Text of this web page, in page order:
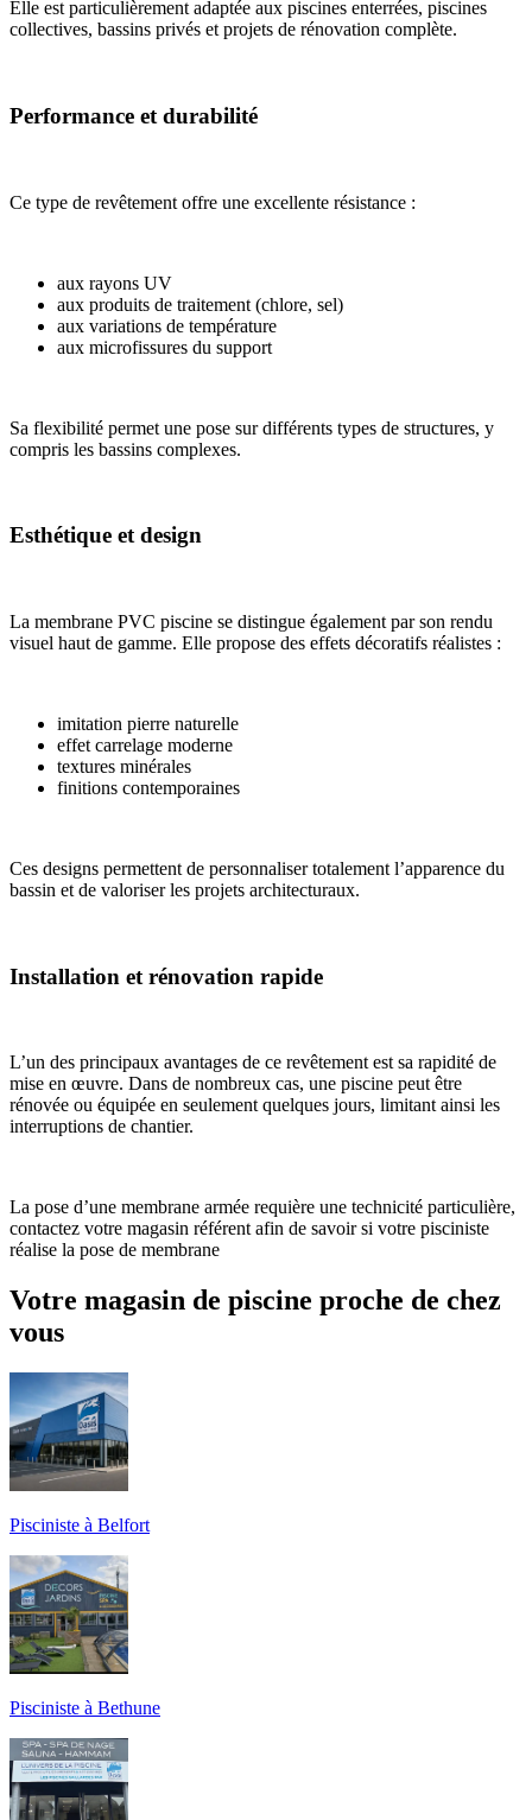
Elle est particulièrement adaptée aux piscines enterrées, piscines
collectives, bassins privés et projets de rénovation complète.
Performance et durabilité
Ce type de revêtement offre une excellente résistance :
aux rayons UV
aux produits de traitement (chlore, sel)
aux variations de température
aux microfissures du support
Sa flexibilité permet une pose sur différents types de structures, y
compris les bassins complexes.
Esthétique et design
La membrane PVC piscine se distingue également par son rendu
visuel haut de gamme. Elle propose des effets décoratifs réalistes :
imitation pierre naturelle
effet carrelage moderne
textures minérales
finitions contemporaines
Ces designs permettent de personnaliser totalement l’apparence du
bassin et de valoriser les projets architecturaux.
Installation et rénovation rapide
L’un des principaux avantages de ce revêtement est sa rapidité de
mise en œuvre. Dans de nombreux cas, une piscine peut être
rénovée ou équipée en seulement quelques jours, limitant ainsi les
interruptions de chantier.
La pose d’une membrane armée requière une technicité particulière,
contactez votre magasin référent afin de savoir si votre pisciniste
réalise la pose de membrane
Votre magasin de piscine proche de chez
vous
Pisciniste à Belfort
Pisciniste à Bethune